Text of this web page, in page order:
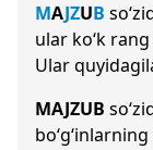
MAJZUB
ular ko‘k
Ular
MAJZUB